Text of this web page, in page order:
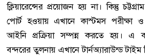
ক্লিয়ারেন্সের প্রয়োজন হয় না। কিন্তু
পোর্ট হওয়ায় এখানে কাস্টমস পরীক্ষা ও
আইনি প্রক্রিয়া সম্পন্ন করতে হয়। এ
বন্দরের তুলনায় এখানে টার্নঅ্যারাউন্ড টাইম